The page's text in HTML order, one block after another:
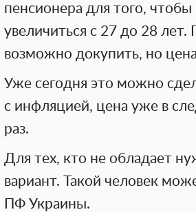
пенсионера для того,
увеличиться с 27 до 28 лет.
возможно докупить, но
Уже сегодня это можно
с инфляцией, цена уже в
раз.
Для тех, кто не обладает
вариант. Такой человек
ПФ Украины.